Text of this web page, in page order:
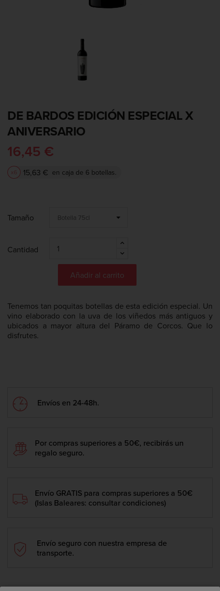
DE BARDOS EDICIÓN ESPECIAL X
ANIVERSARIO
16,45 €
x6 15,63 € en caja de 6 botellas.
Tenemos tan poquitas botellas de esta edición especial. Un
vino elaborado con la uva de los viñedos más antiguos y
ubicados a mayor altura del Páramo de Corcos. Que lo
disfrutes.
Tamaño
Cantidad
Añadir al carrito
Envíos en 24-48h.
Por compras superiores a 50€, recibirás un
regalo seguro.
Envío GRATIS para compras superiores a 50€
(Islas Baleares: consultar condiciones)
Envío seguro con nuestra empresa de
transporte.